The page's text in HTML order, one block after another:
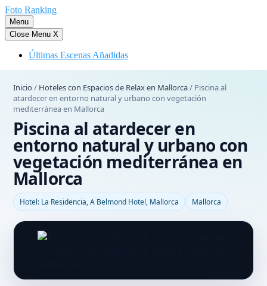
Saltar
al
contenido
Foto Ranking
Menu
Close Menu X
Últimas Escenas Añadidas
Inicio / Hoteles con Espacios de Relax en Mallorca/ Piscina al
atardecer en entorno natural y urbano con vegetación
mediterránea en Mallorca
Piscina al atardecer en
entorno natural y urbano con
vegetación mediterránea en
Mallorca
Hotel: La Residencia, A Belmond Hotel, Mallorca Mallorca